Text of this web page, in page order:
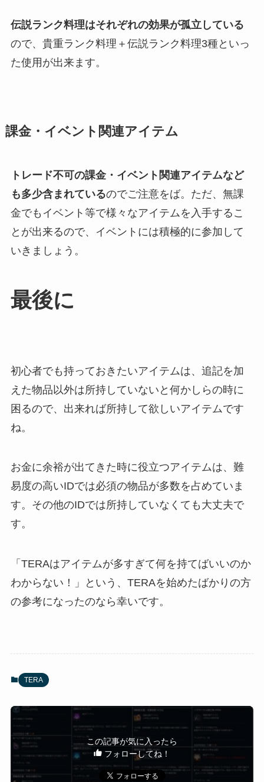
伝説ランク料理はそれぞれの効果が孤立している
ので、貴重ランク料理＋伝説ランク料理3種といっ
た使用が出来ます。
課金・イベント関連アイテム
トレード不可の課金・イベント関連アイテムなど
も多少含まれているのでご注意をば。ただ、無課
金でもイベント等で様々なアイテムを入手するこ
とが出来るので、イベントには積極的に参加して
いきましょう。
最後に
初心者でも持っておきたいアイテムは、追記を加
えた物品以外は所持していないと何かしらの時に
困るので、出来れば所持して欲しいアイテムです
ね。
お金に余裕が出てきた時に役立つアイテムは、難
易度の高いIDでは必須の物品が多数を占めていま
す。その他のIDでは所持していなくても大丈夫で
す。
「TERAはアイテムが多すぎて何を持てばいいのか
わからない！」という、TERAを始めたばかりの方
の参考になったのなら幸いです。
TERA
この記事が気に入ったら
フォローしてね！